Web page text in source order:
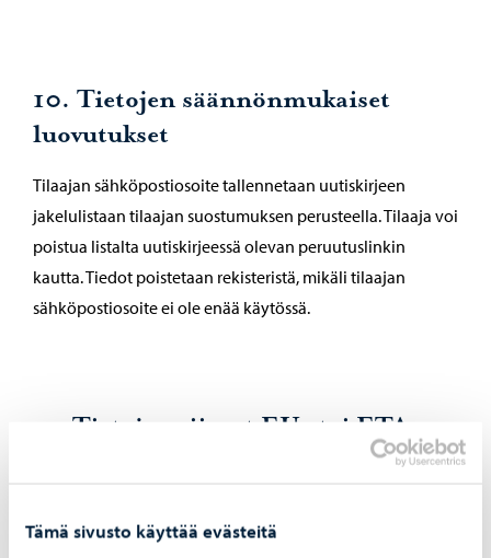
Tämä sivusto käyttää evästeitä
10. Tietojen säännönmukaiset
luovutukset
Tilaajan sähköpostiosoite tallennetaan uutiskirjeen
jakelulistaan tilaajan suostumuksen perusteella. Tilaaja voi
poistua listalta uutiskirjeessä olevan peruutuslinkin
kautta. Tiedot poistetaan rekisteristä, mikäli tilaajan
sähköpostiosoite ei ole enää käytössä.
11. Tietojen siirrot EU- tai ETA-